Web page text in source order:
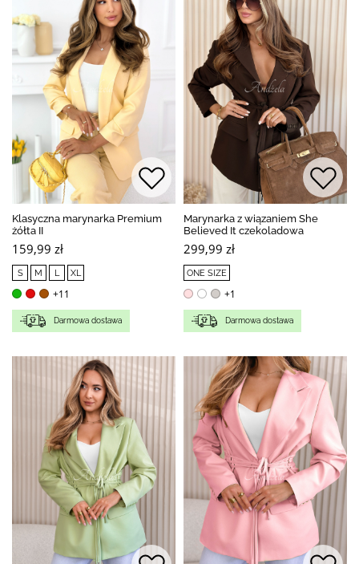
Klasyczna marynarka Premium
żółta II
159,99 zł
S M L XL
+11
Darmowa dostawa
Marynarka z wiązaniem She
Believed It czekoladowa
299,99 zł
ONE SIZE
+1
Darmowa dostawa